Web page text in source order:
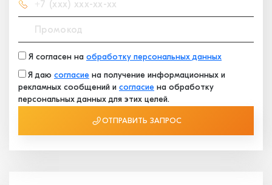
Я согласен на обработку персональных данных
Я даю согласие на получение информационных и
рекламных сообщений и согласие на обработку
персональных данных для этих целей.
ОТПРАВИТЬ ЗАПРОС